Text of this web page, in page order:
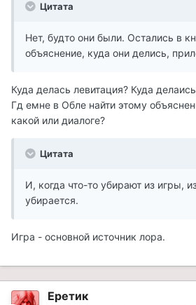
Цитата
Нет, будто они были. Остались в
объяснение, куда они делись,
Куда делась левитация? Куда
Гд емне в Обле найти этому
какой или диалоге?
Цитата
И, когда что-то убирают из игры,
убирается.
Игра - основной источник лора.
Еретик